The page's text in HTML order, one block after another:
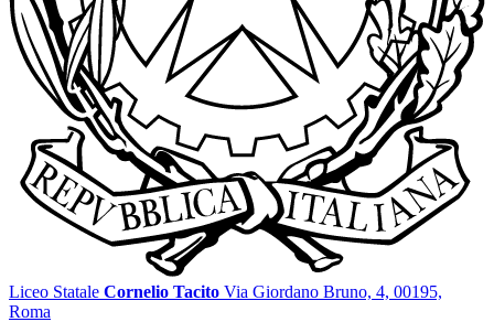
Liceo Statale Cornelio Tacito Via Giordano Bruno, 4, 00195,
Roma